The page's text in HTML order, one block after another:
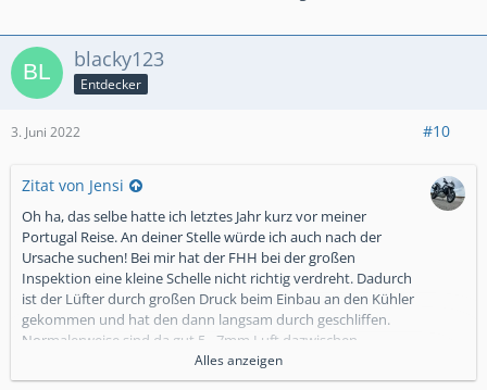
blacky123
Entdecker
3. Juni 2022 #10
Zitat von Jensi
Oh ha, das selbe hatte ich letztes Jahr kurz vor meiner
Portugal Reise. An deiner Stelle würde ich auch nach der
Ursache suchen! Bei mir hat der FHH bei der großen
Inspektion eine kleine Schelle nicht richtig verdreht. Dadurch
ist der Lüfter durch großen Druck beim Einbau an den Kühler
gekommen und hat den dann langsam durch geschliffen.
Normalerweise sind da gut 5 - 7mm Luft dazwischen.
Ich habe meinen Kühler zum Löten gebracht. Da gibt es hier
in Rostock jemanden, der das schon seit Jahrzehnten macht.
Alles anzeigen